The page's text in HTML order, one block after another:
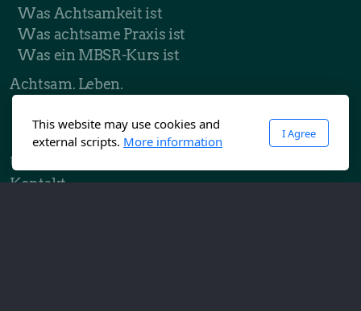
Was Achtsamkeit ist
Was achtsame Praxis ist
Was ein MBSR-Kurs ist
Achtsam. Leben.
Blog
Über mich
Kontakt
This website may use cookies and
external scripts. More information
I Agree